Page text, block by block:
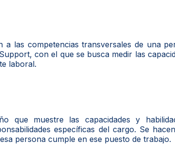
a las competencias transversales de una
con el que se busca medir las
laboral.
que muestre las capacidades y
específicas del cargo. Se
persona cumple en ese puesto de trabajo.